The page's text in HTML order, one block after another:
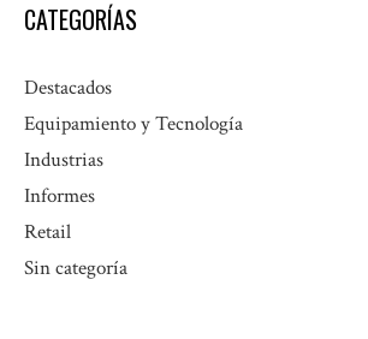
CATEGORÍAS
Destacados
Equipamiento y Tecnología
Industrias
Informes
Retail
Sin categoría